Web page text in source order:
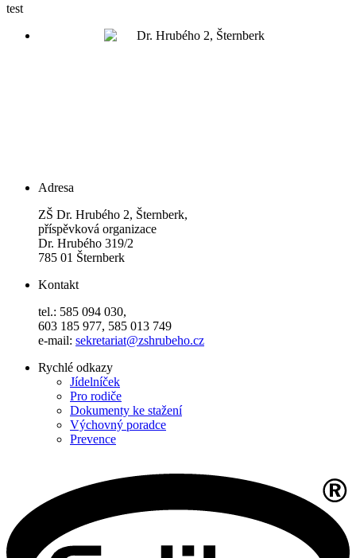
test
Adresa
ZŠ Dr. Hrubého 2, Šternberk,
příspěvková organizace
Dr. Hrubého 319/2
785 01 Šternberk
Kontakt
tel.: 585 094 030,
603 185 977, 585 013 749
e-mail: sekretariat@zshrubeho.cz
Rychlé odkazy
Jídelníček
Pro rodiče
Dokumenty ke stažení
Výchovný poradce
Prevence